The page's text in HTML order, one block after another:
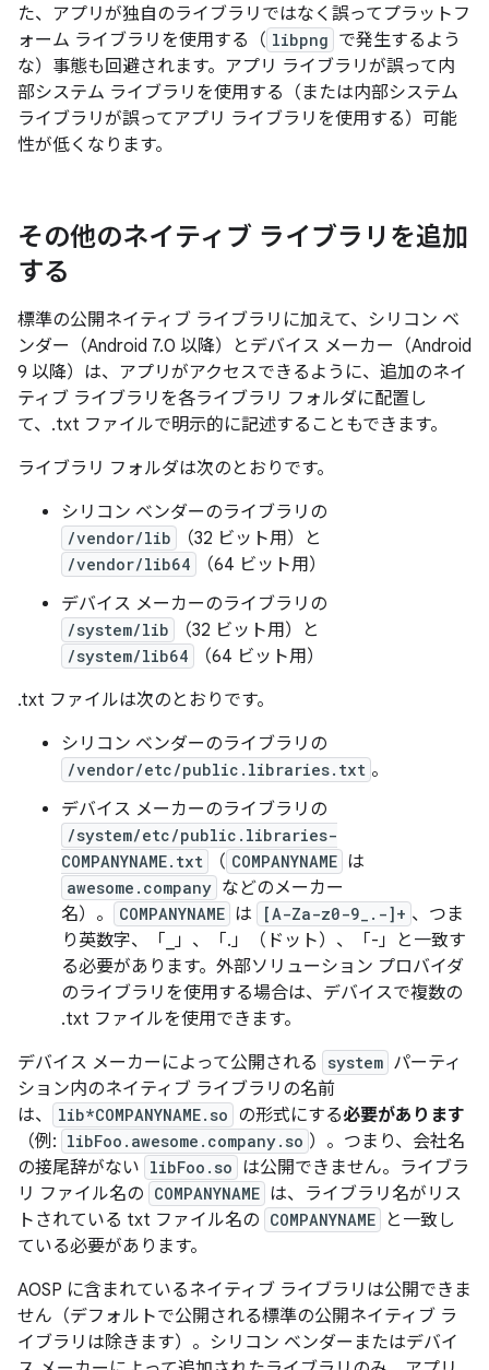
た、アプリが独自のライブラリではなく誤ってプラットフ
ォーム ライブラリを使用する（ libpng で発生するよう
な）事態も回避されます。アプリ ライブラリが誤って内
部システム ライブラリを使用する（または内部システム
ライブラリが誤ってアプリ ライブラリを使用する）可能
性が低くなります。
その他のネイティブ ライブラリを追加
する
標準の公開ネイティブ ライブラリに加えて、シリコン ベ
ンダー（Android 7.0 以降）とデバイス メーカー（Android
9 以降）は、アプリがアクセスできるように、追加のネイ
ティブ ライブラリを各ライブラリ フォルダに配置し
て、.txt ファイルで明示的に記述することもできます。
ライブラリ フォルダは次のとおりです。
シリコン ベンダーのライブラリの
/vendor/lib （32 ビット用）と
/vendor/lib64
（64 ビット用）
デバイス メーカーのライブラリの
/system/lib （32 ビット用）と
/system/lib64
（64 ビット用）
.txt ファイルは次のとおりです。
シリコン ベンダーのライブラリの
/vendor/etc/public.libraries.txt 。
デバイス メーカーのライブラリの
/system/etc/public.libraries-
COMPANYNAME.txt
（ COMPANYNAME は
awesome.company などのメーカー
名）。
COMPANYNAME は [A-Za-z0-9_.-]+ 、つま
り英数字、「_」、「.」（ドット）、「-」と一致す
る必要があります。外部ソリューション プロバイダ
のライブラリを使用する場合は、デバイスで複数の
.txt ファイルを使用できます。
デバイス メーカーによって公開される
system パーティ
ション内のネイティブ ライブラリの名前
は、
lib*COMPANYNAME.so の形式にする必要があります
（例: libFoo.awesome.company.so ）。つまり、会社名
の接尾辞がない libFoo.so は公開できません。ライブラ
リ ファイル名の COMPANYNAME は、ライブラリ名がリス
トされている txt ファイル名の COMPANYNAME
と一致し
ている必要があります。
AOSP に含まれているネイティブ ライブラリは公開できま
せん（デフォルトで公開される標準の公開ネイティブ ラ
イブラリは除きます）。シリコン ベンダーまたはデバイ